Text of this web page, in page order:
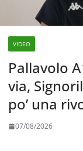
VIDEO
Pallavolo
via,
po’ una
abbiamo le
cosa
07/08/2026